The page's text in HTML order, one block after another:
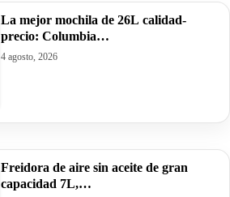
La mejor mochila de 26L calidad-
precio: Columbia…
4 agosto, 2026
Freidora de aire sin aceite de gran
capacidad 7L,…